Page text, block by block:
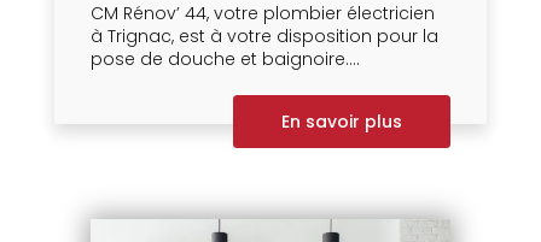
CM Rénov’ 44, votre plombier électricien
à Trignac, est à votre disposition pour la
pose de douche et baignoire....
En savoir plus